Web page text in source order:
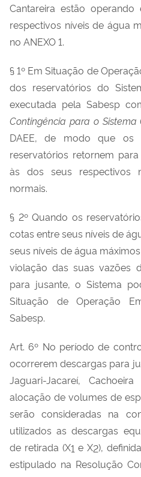
Cantareira estão
respectivos níveis de água
no ANEXO 1.
§ 1º Em Situação de
dos reservatórios do
executada pela Sabesp
Contingência para o Sistema
DAEE, de modo que os
reservatórios retornem
às dos seus respectivos
normais.
§ 2º Quando os
cotas entre seus níveis de
seus níveis de água
violação das suas vazões
para jusante, o Sistema
Situação de Operação
Sabesp.
Art. 6º No período de
ocorrerem descargas para
Jaguari-Jacareí,
alocação de volumes de
serão consideradas na
utilizados as descargas
de retirada (X1 e X2),
estipulado na Resolução